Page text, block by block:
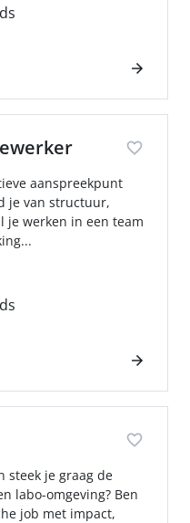
aanspreekpunt
je van structuur,
je werken in een team
steek je graag de
labo-omgeving? Ben
job met impact,